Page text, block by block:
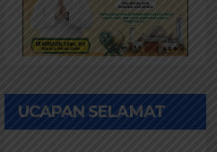
UCAPAN SELAMAT